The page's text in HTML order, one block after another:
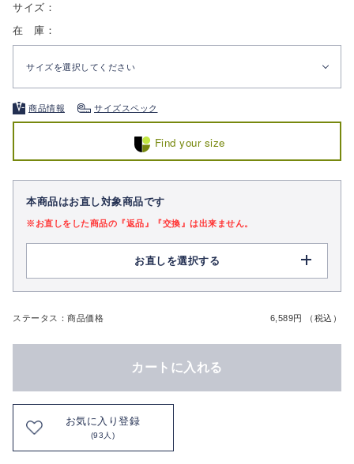
サイズ：
在 庫：
サイズを選択してください
商品情報 サイズスペック
Find your size
本商品はお直し対象商品です
※お直しをした商品の『返品』『交換』は出来ません。
お直しを選択する
ステータス：商品価格 6,589円 （税込）
カートに入れる
お気に入り登録
(93人)